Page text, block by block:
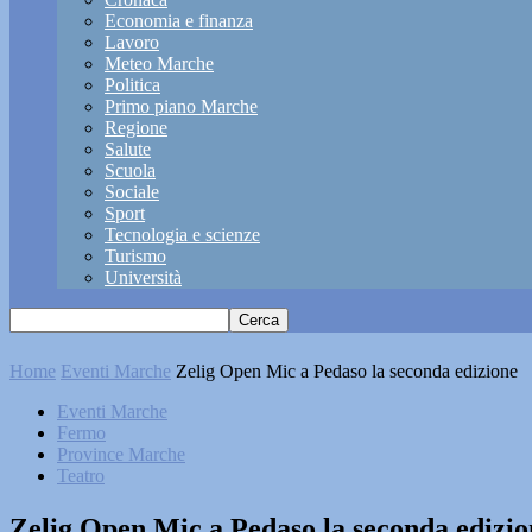
Economia e finanza
Lavoro
Meteo Marche
Politica
Primo piano Marche
Regione
Salute
Scuola
Sociale
Sport
Tecnologia e scienze
Turismo
Università
Home Eventi Marche Zelig Open Mic a Pedaso la seconda edizione
Eventi Marche
Fermo
Province Marche
Teatro